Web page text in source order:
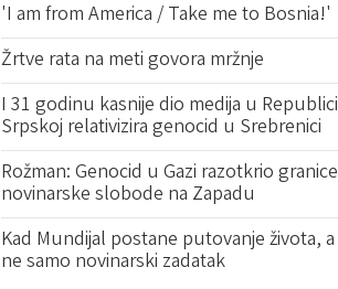
'I am from America / Take me to Bosnia!'
Žrtve rata na meti govora mržnje
I 31 godinu kasnije dio medija u Republici
Srpskoj relativizira genocid u Srebrenici
Rožman: Genocid u Gazi razotkrio granice
novinarske slobode na Zapadu
Kad Mundijal postane putovanje života, a
ne samo novinarski zadatak